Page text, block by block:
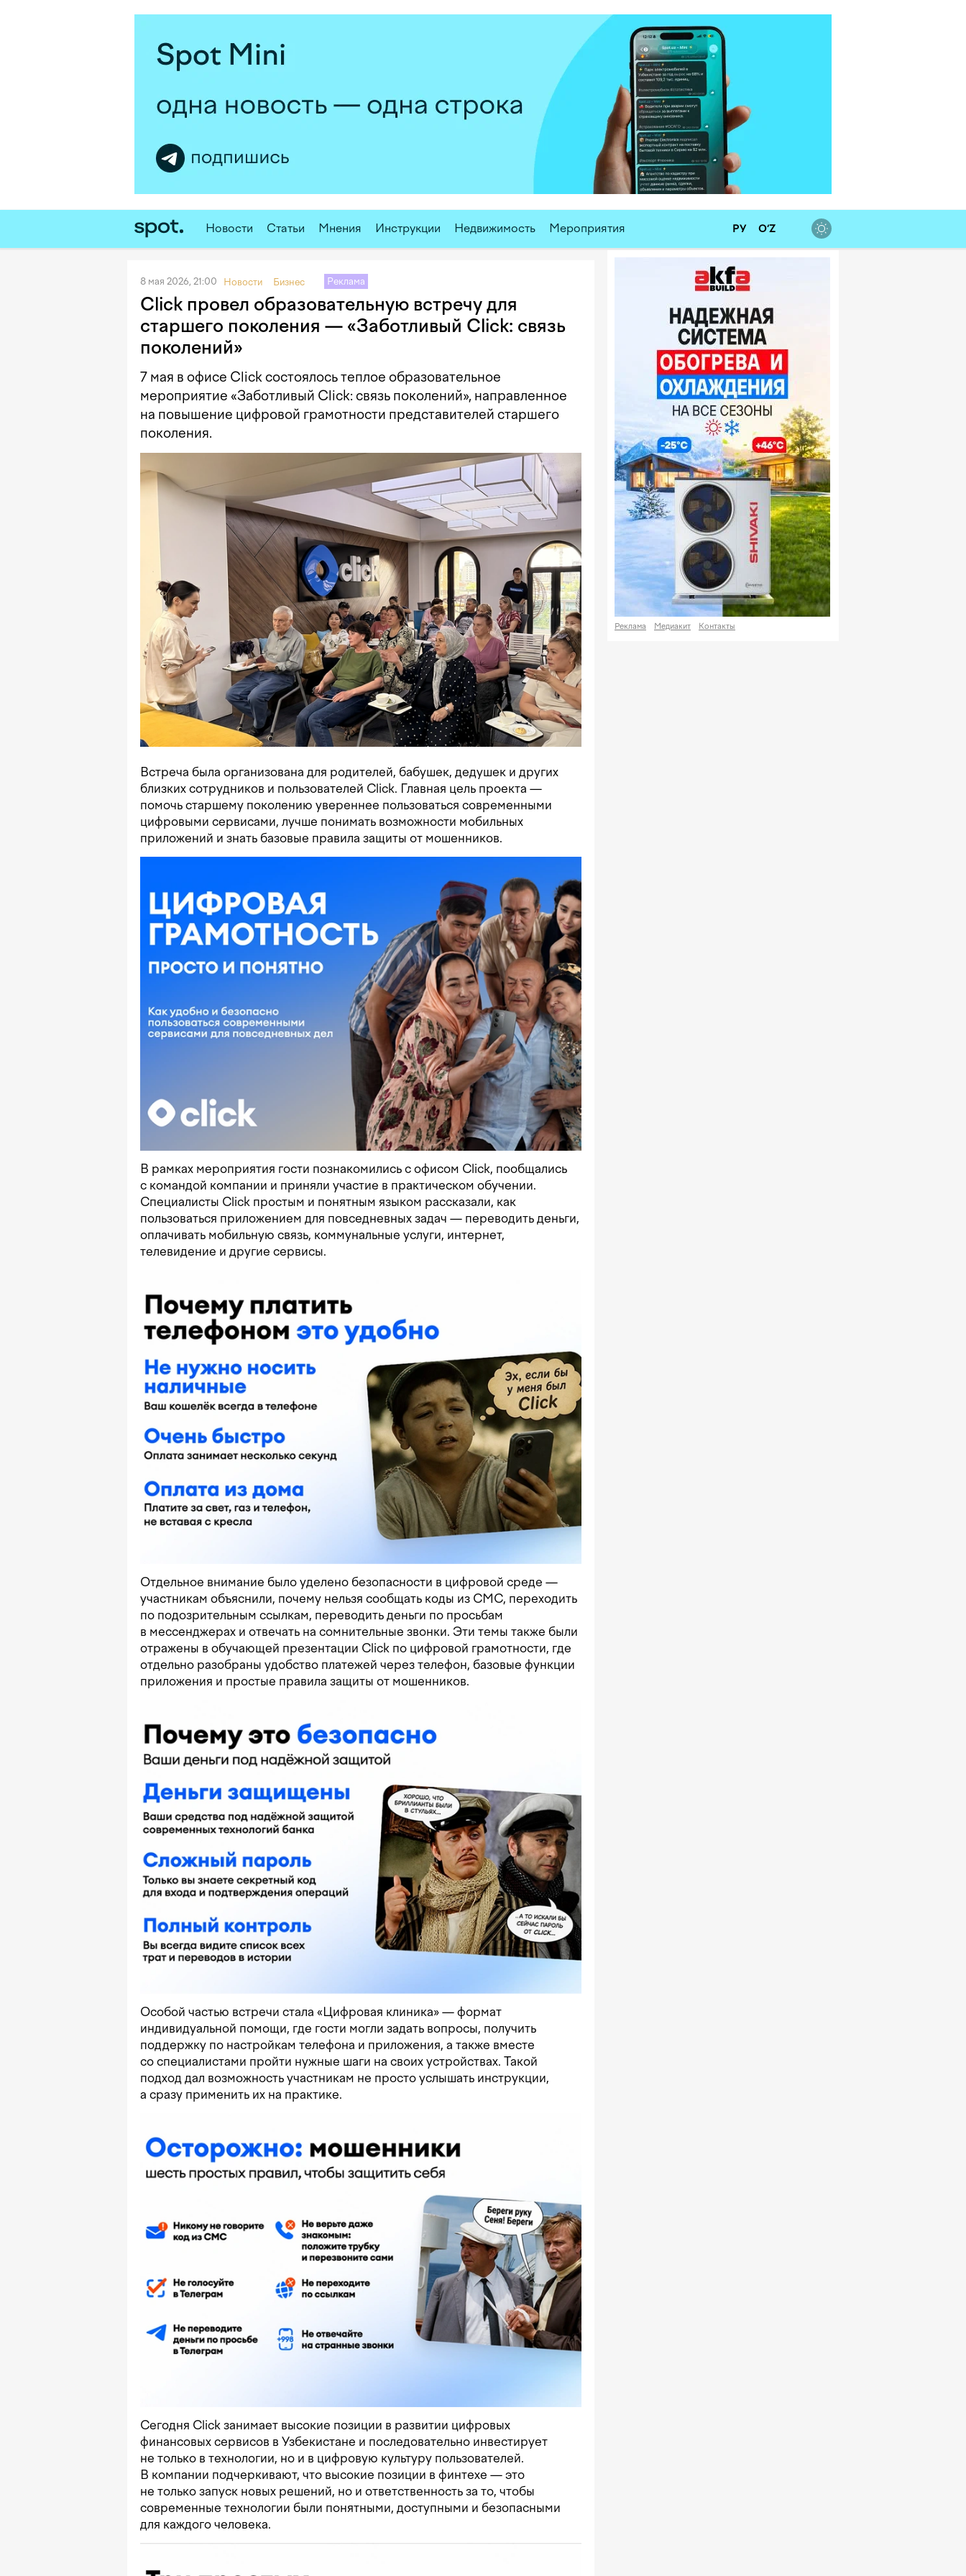
Новости Статьи Мнения Инструкции Недвижимость Мероприятия РУ O‘Z
8 мая 2026, 21:00 Новости Бизнес Реклама
Click провел образовательную встречу для
старшего поколения — «Заботливый Click: связь
поколений»
7 мая в офисе Click состоялось теплое образовательное
мероприятие «Заботливый Click: связь поколений», направленное
на повышение цифровой грамотности представителей старшего
поколения.
Встреча была организована для родителей, бабушек, дедушек и других
близких сотрудников и пользователей Click. Главная цель проекта —
помочь старшему поколению увереннее пользоваться современными
цифровыми сервисами, лучше понимать возможности мобильных
приложений и знать базовые правила защиты от мошенников.
В рамках мероприятия гости познакомились с офисом Click, пообщались
с командой компании и приняли участие в практическом обучении.
Специалисты Click простым и понятным языком рассказали, как
пользоваться приложением для повседневных задач — переводить деньги,
оплачивать мобильную связь, коммунальные услуги, интернет,
телевидение и другие сервисы.
Отдельное внимание было уделено безопасности в цифровой среде —
участникам объяснили, почему нельзя сообщать коды из СМС, переходить
по подозрительным ссылкам, переводить деньги по просьбам
в мессенджерах и отвечать на сомнительные звонки. Эти темы также были
отражены в обучающей презентации Click по цифровой грамотности, где
отдельно разобраны удобство платежей через телефон, базовые функции
приложения и простые правила защиты от мошенников.
Особой частью встречи стала «Цифровая клиника» — формат
индивидуальной помощи, где гости могли задать вопросы, получить
поддержку по настройкам телефона и приложения, а также вместе
со специалистами пройти нужные шаги на своих устройствах. Такой
подход дал возможность участникам не просто услышать инструкции,
а сразу применить их на практике.
Сегодня Click занимает высокие позиции в развитии цифровых
финансовых сервисов в Узбекистане и последовательно инвестирует
не только в технологии, но и в цифровую культуру пользователей.
В компании подчеркивают, что высокие позиции в финтехе — это
не только запуск новых решений, но и ответственность за то, чтобы
современные технологии были понятными, доступными и безопасными
для каждого человека.
11 915,64
+ 28,92 сум
13 749,46
+ 32,19 сум
146,19 - 0,18 сум
график курса валют
Реклама Медиакит Контакты